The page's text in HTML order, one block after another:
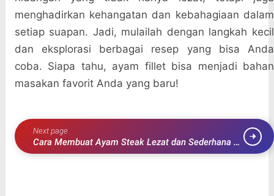
menghadirkan kehangatan dan kebahagiaan dalam
setiap suapan. Jadi, mulailah dengan langkah kecil
dan eksplorasi berbagai resep yang bisa Anda
coba. Siapa tahu, ayam fillet bisa menjadi bahan
masakan favorit Anda yang baru!
Next page
Cara Membuat Ayam Steak Lezat dan Sederhana di
Rumah